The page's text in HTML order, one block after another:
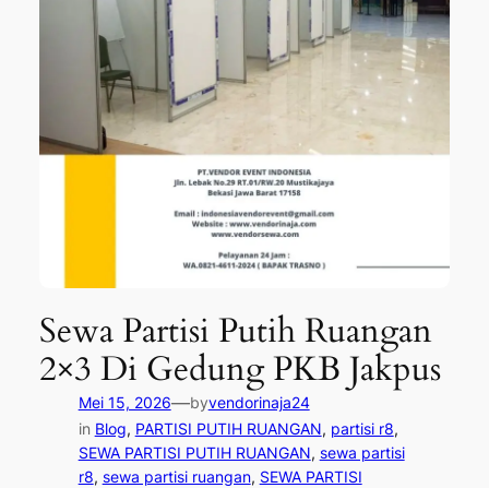
Sewa Partisi Putih Ruangan
2×3 Di Gedung PKB Jakpus
Mei 15, 2026—byvendorinaja24
in Blog, PARTISI PUTIH RUANGAN, partisi r8
SEWA PARTISI PUTIH RUANGAN, sewa partisi
r8, sewa partisi ruangan, SEWA PARTISI